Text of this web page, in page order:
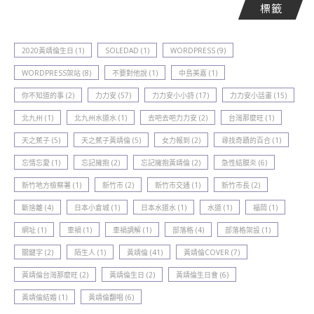
標籤
2020黃靖倫生日 (1) SOLEDAD (1) WORDPRESS (9)
WORDPRESS架站 (8) 不要對他說 (1) 中島美嘉 (1)
你不知道的事 (2) 力力安 (57) 力力安小小詩 (17) 力力安小話畫 (15)
北九州 (1) 北九州水道水 (1) 去吧去吧力力安 (2) 台灣那麼旺 (1)
天之蕉子 (5) 天之蕉子黃靖倫 (5) 女力報到 (2) 尋找奇蹟的百合 (1)
忘情忘愛 (1) 忘記擁抱 (2) 忘記擁抱黃靖倫 (2) 急性結膜炎 (6)
新竹地方檢察署 (1) 新竹巿 (2) 新竹巿交通 (1) 新竹巿長 (2)
斷捨離 (4) 日本小倉城 (1) 日本水道水 (1) 水道 (1) 福岡 (1)
網址 (1) 車禍 (1) 車禍調解 (1) 部落格 (4) 部落格架設 (1)
關鍵字 (2) 陌生人 (1) 黃靖倫 (41) 黃靖倫COVER (7)
黃靖倫台灣那麼旺 (2) 黃靖倫生日 (2) 黃靖倫生日會 (6)
黃靖倫結婚 (1) 黃靖倫翻唱 (6)